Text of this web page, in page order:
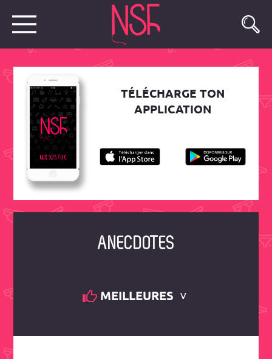
TÉLÉCHARGE TON
APPLICATION
ANECDOTES
MEILLEURES